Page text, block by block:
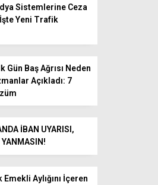
Sistemlerine Ceza
Yeni Trafik
Gün Baş Ağrısı Neden
Açıkladı: 7
İBAN UYARISI,
Emekli Aylığını İçeren